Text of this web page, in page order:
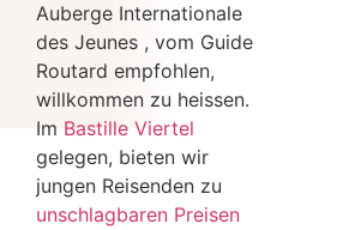
Auberge Internationale
des Jeunes , vom Guide
Routard empfohlen,
willkommen zu heissen.
Im Bastille Viertel
gelegen, bieten wir
jungen Reisenden zu
unschlagbaren Preisen